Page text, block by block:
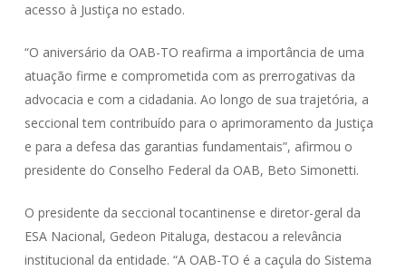
acesso à Justiça no estado.
“O aniversário da OAB-TO reafirma a importância de uma
atuação firme e comprometida com as prerrogativas da
advocacia e com a cidadania. Ao longo de sua trajetória, a
seccional tem contribuído para o aprimoramento da Justiça
e para a defesa das garantias fundamentais”, afirmou o
presidente do Conselho Federal da OAB, Beto Simonetti.
O presidente da seccional tocantinense e diretor-geral da
ESA Nacional, Gedeon Pitaluga, destacou a relevância
institucional da entidade. “A OAB-TO é a caçula do Sistema